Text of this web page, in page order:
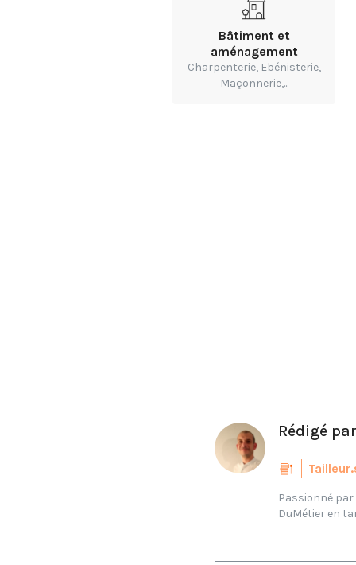
de l'étiquetage
et de la répression
Rédigé par
Passionné
DuMétier en
Bâtiment et
aménagement
Charpenterie, Ebénisterie,
Maçonnerie,...